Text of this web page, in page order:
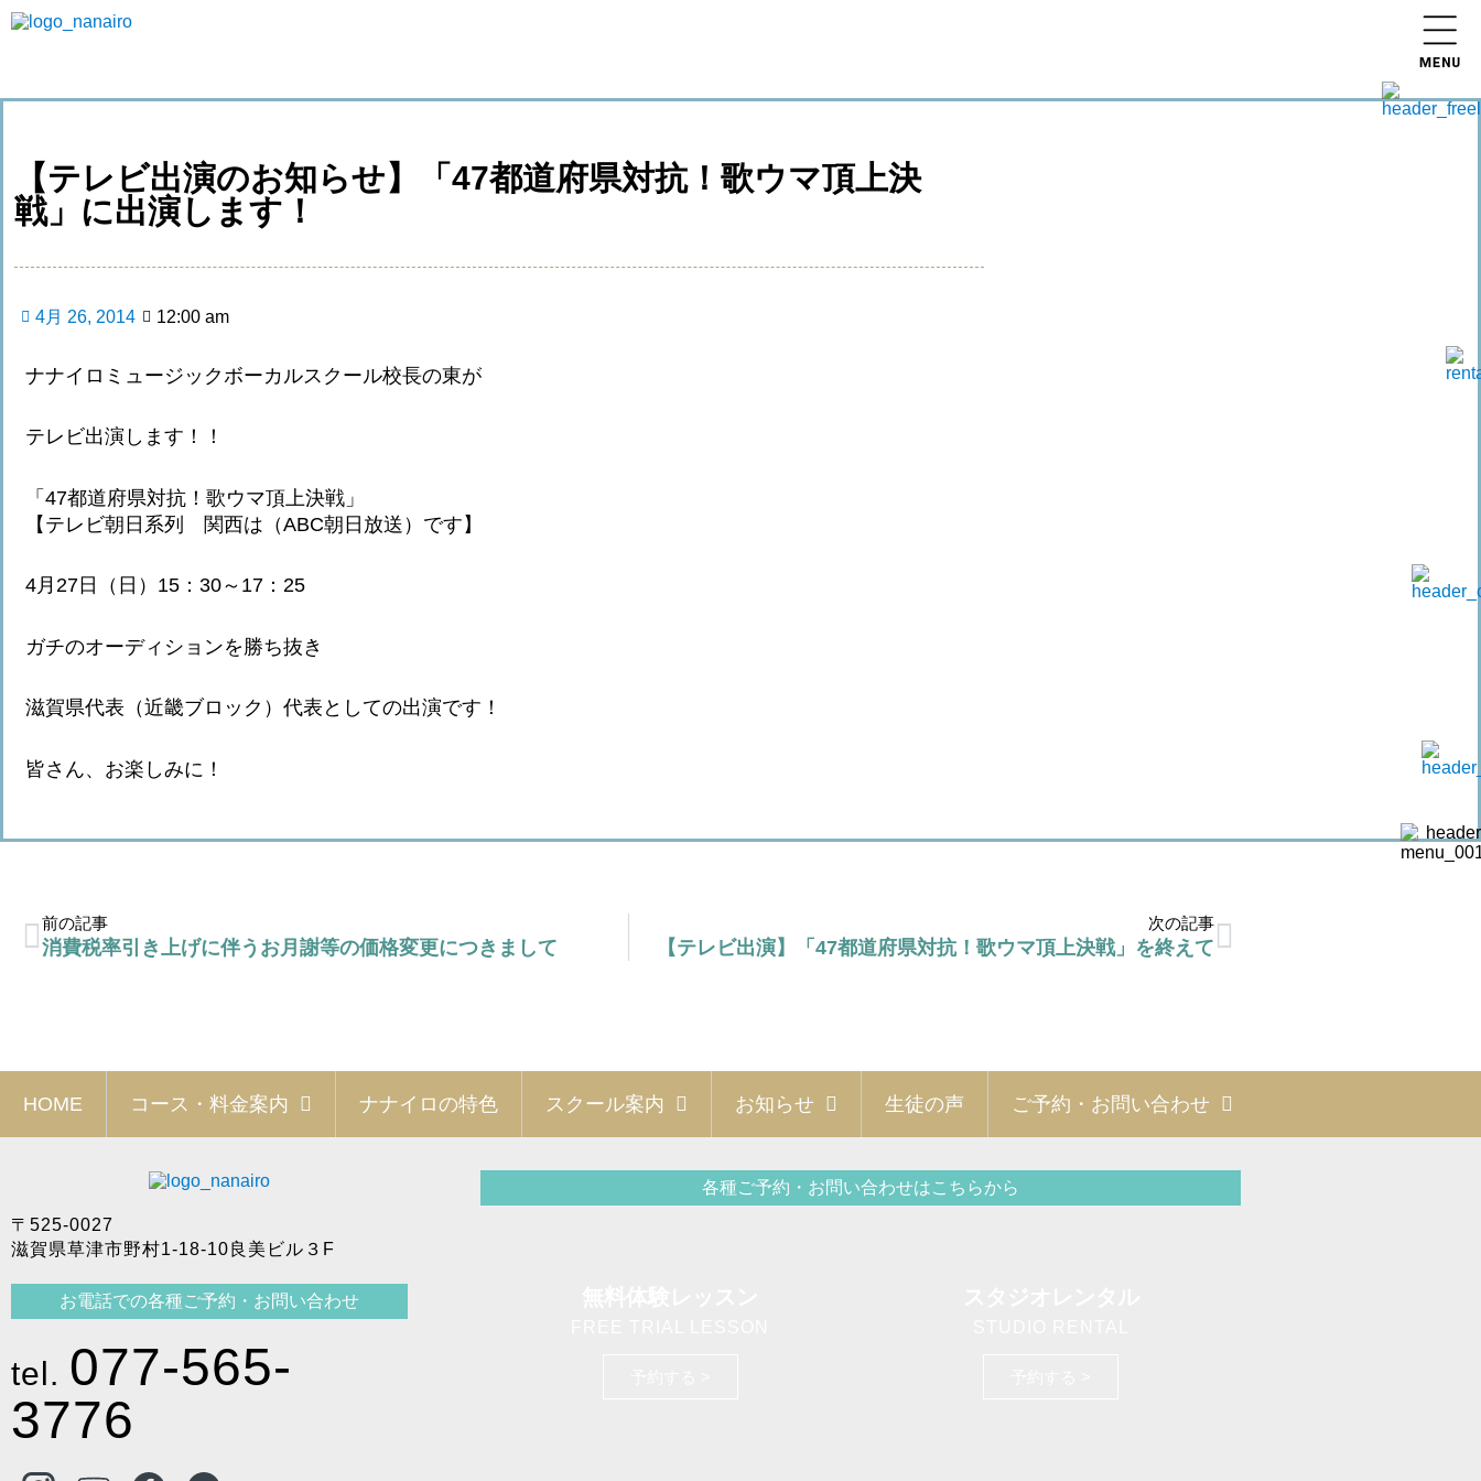
【テレビ出演のお知らせ】「47都道府県対抗！歌ウマ頂上決
戦」に出演します！
4月 26, 2014 12:00 am
ナナイロミュージックボーカルスクール校長の東が
テレビ出演します！！
「47都道府県対抗！歌ウマ頂上決戦」
【テレビ朝日系列 関西は（ABC朝日放送）です】
4月27日（日）15：30～17：25
ガチのオーディションを勝ち抜き
滋賀県代表（近畿ブロック）代表としての出演です！
皆さん、お楽しみに！
前の記事
消費税率引き上げに伴うお月謝等の価格変更につきまして
次の記事
【テレビ出演】「47都道府県対抗！歌ウマ頂上決戦」を終えて
HOME コース・料金案内 ナナイロの特色 スクール案内 お知らせ 生徒の声 ご予約・お問い合わせ
〒525-0027
滋賀県草津市野村1-18-10良美ビル３F
お電話での各種ご予約・お問い合わせ
tel. 077-565-
3776
各種ご予約・お問い合わせはこちらから